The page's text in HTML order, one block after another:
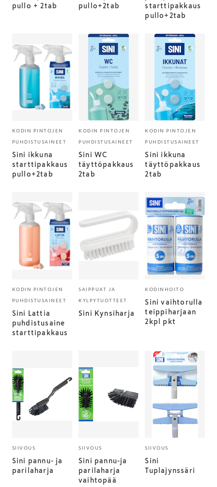
pullo + 2tab
pullo+2tab
starttipakkaus
pullo+2tab
KODIN PINTOJEN
PUHDISTUSAINEET
Sini ikkuna
starttipakkaus
pullo+2tab
KODIN PINTOJEN
PUHDISTUSAINEET
Sini WC
täyttöpakkaus
2tab
KODIN PINTOJEN
PUHDISTUSAINEET
Sini ikkuna
täyttöpakkaus
2tab
KODIN PINTOJEN
PUHDISTUSAINEET
Sini Lattia
puhdistusaine
starttipakkaus
SAIPPUAT JA
KYLPYTUOTTEET
Sini Kynsiharja
KODINHOITO
Sini vaihtorulla
teippiharjaan
2kpl pkt
SIIVOUS
Sini pannu- ja
parilaharja
SIIVOUS
Sini pannu-ja
parilaharja
vaihtopää
SIIVOUS
Sini
Tuplajynssäri